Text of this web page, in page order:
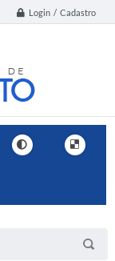
Login / Cadastro